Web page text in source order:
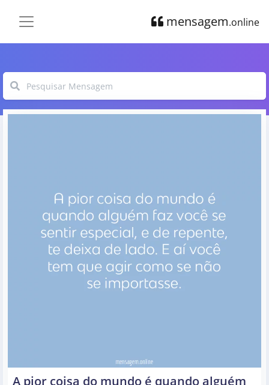
mensagem.online
A pior coisa do mundo é quando alguém